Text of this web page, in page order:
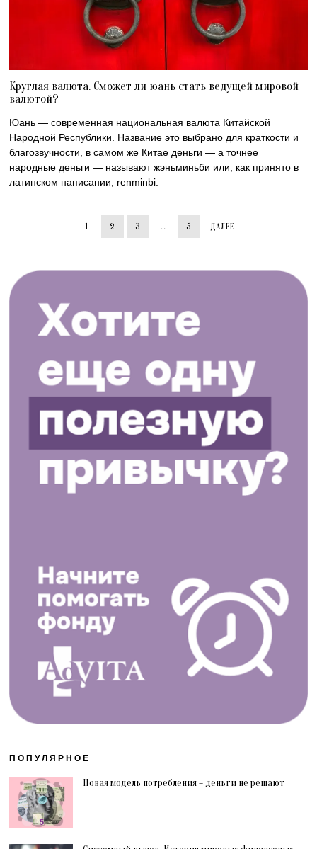
Круглая валюта. Сможет ли юань стать ведущей мировой
валютой?
Юань — современная национальная валюта Китайской
Народной Республики. Название это выбрано для краткости и
благозвучности, в самом же Китае деньги — а точнее
народные деньги — называют жэньминьби или, как принято в
латинском написании, renminbi.
1 2 3 … 5 ДАЛЕЕ
ПОПУЛЯРНОЕ
Новая модель потребления – деньги не решают